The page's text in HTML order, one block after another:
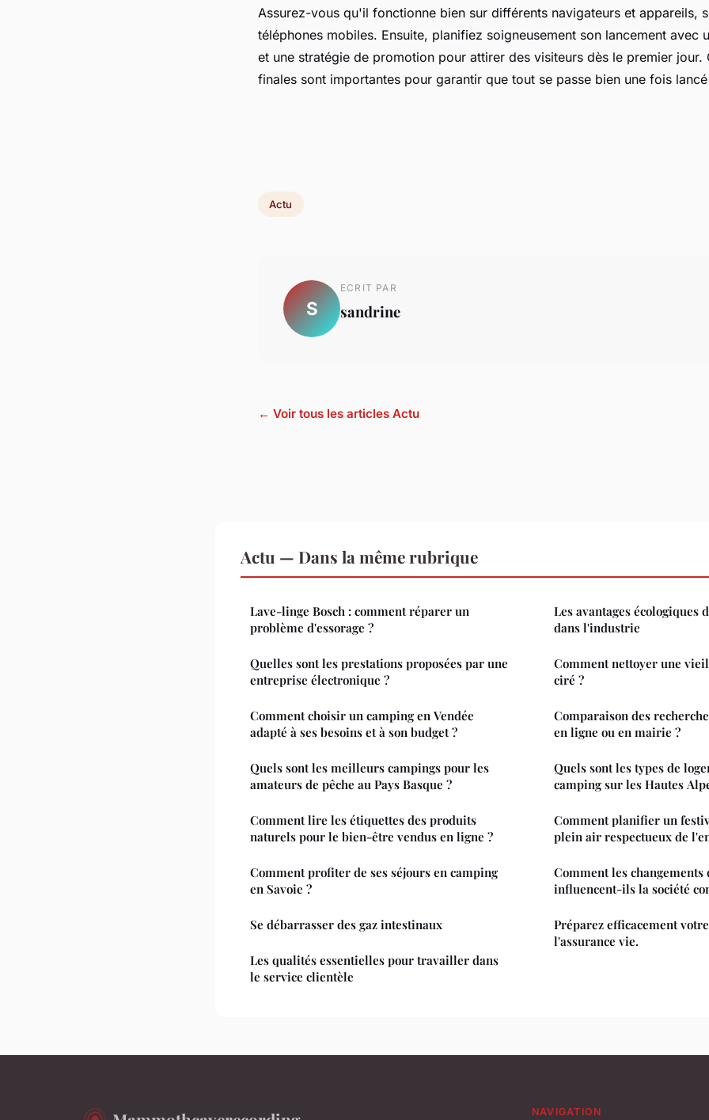
Assurez-vous qu'il fonctionne bien sur différents navigateurs et appareils,
téléphones mobiles. Ensuite, planifiez soigneusement son lancement avec
et une stratégie de promotion pour attirer des visiteurs dès le premier jour.
finales sont importantes pour garantir que tout se passe bien une fois
Actu
S
ECRIT PAR
sandrine
← Voir tous les articles Actu
Actu — Dans la même rubrique
Lave-linge Bosch : comment réparer un
problème d'essorage ?
Quelles sont les prestations proposées par une
entreprise électronique ?
Comment choisir un camping en Vendée
adapté à ses besoins et à son budget ?
Quels sont les meilleurs campings pour les
amateurs de pêche au Pays Basque ?
Comment lire les étiquettes des produits
naturels pour le bien-être vendus en ligne ?
Comment profiter de ses séjours en camping
en Savoie ?
Se débarrasser des gaz intestinaux
Les qualités essentielles pour travailler dans
le service clientèle
Les avantages écologiques
dans l'industrie
Comment nettoyer une
ciré ?
Comparaison des
en ligne ou en mairie ?
Quels sont les types de
camping sur les Hautes
Comment planifier un
plein air respectueux de
Comment les
influencent-ils la société
Préparez efficacement
l'assurance vie.
NAVIGATION